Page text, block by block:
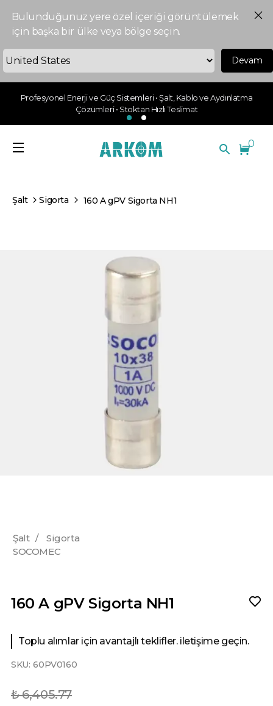
Bulunduğunuz yere özel içeriği görüntülemek
için başka bir ülke veya bölge seçin.
Devam
Profesyonel Enerji ve Güç Sistemleri • Şalt, Kablo ve Aydınlatma
Çözümleri • Stoktan Hızlı Teslimat
0
Şalt Sigorta 160 A gPV Sigorta NH1
Şalt /
Sigorta
SOCOMEC
160 A gPV Sigorta NH1
Toplu alımlar için avantajlı teklifler. iletişime geçin.
SKU: 60PV0160
₺ 6,405.77